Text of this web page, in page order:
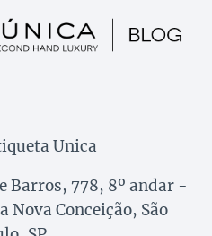
Unica
Barros, 778, 8º andar -
Nova Conceição, São